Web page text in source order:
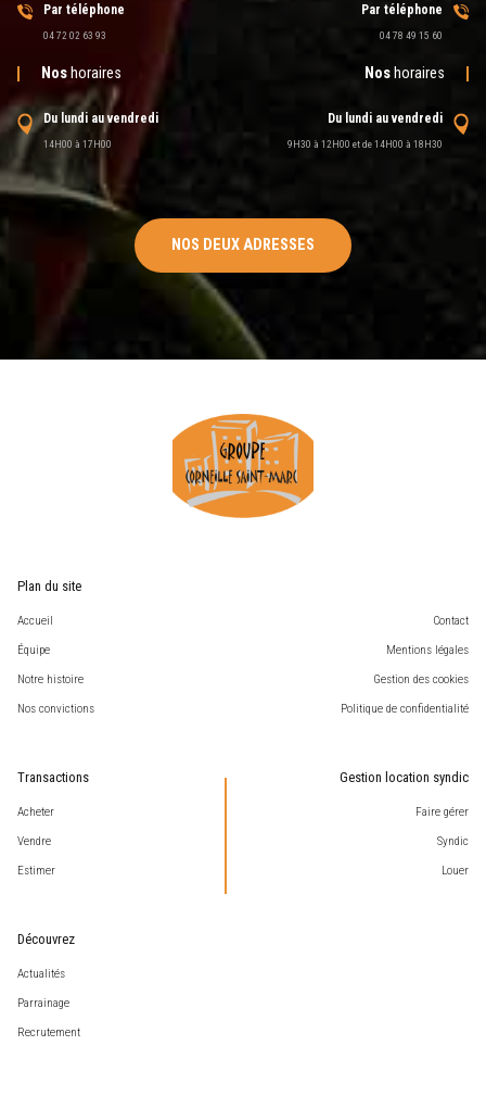
Par téléphone
04 72 02 63 93
Noshoraires
Du lundi au vendredi
14H00 à 17H00
NOS DEUX ADRESSES
Par téléphone
04 78 49 15 60
Noshoraires
Du lundi au vendredi
9H30 à 12H00 et de 14H00 à 18H30
Plan du site
Accueil Contact
Équipe Mentions légales
Notre histoire Gestion des cookies
Nos convictions Politique de confidentialité
Transactions
Acheter
Vendre
Estimer
Gestion location syndic
Faire gérer
Syndic
Louer
Découvrez
Actualités
Parrainage
Recrutement